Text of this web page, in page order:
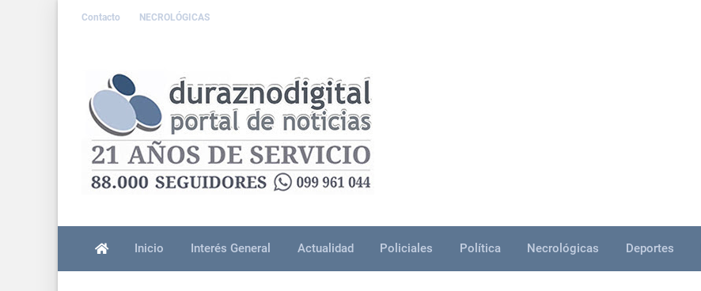
Contacto NECROLÓGICAS
Inicio Interés General Actualidad Policiales Política Necrológicas Deportes